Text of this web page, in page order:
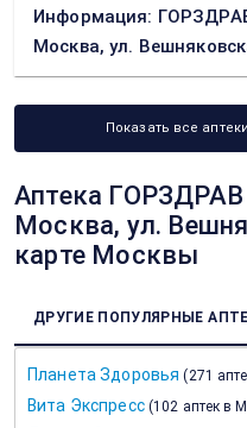
Информация:
Москва, ул.
Показать все
Аптека
Москва, ул.
карте Москвы
ДРУГИЕ ПОПУЛЯРНЫЕ
Планета Здоровья (271
Вита Экспресс (102 аптек в